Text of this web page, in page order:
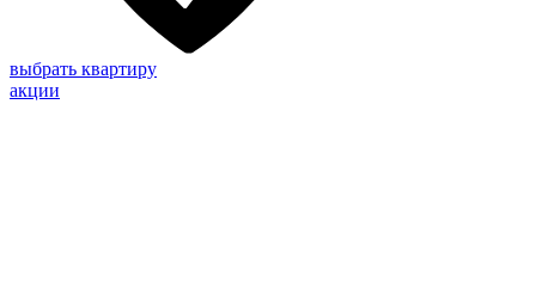
выбрать квартиру
акции